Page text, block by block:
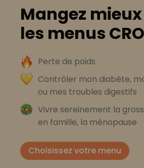
Mangez
les menus
Perte de poids
Contrôler mon diabète,
ou mes troubles digestifs
Vivre sereinement la
en famille, la ménopause
Choisissez votre menu